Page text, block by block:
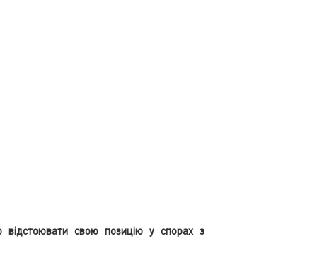
відстоювати свою позицію у спорах з